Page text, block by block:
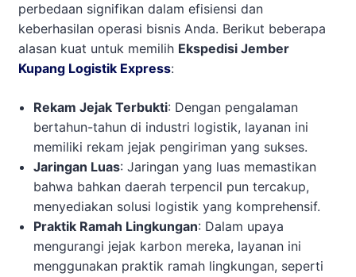
perbedaan signifikan dalam efisiensi dan
keberhasilan operasi bisnis Anda. Berikut beberapa
alasan kuat untuk memilih Ekspedisi Jember
Kupang Logistik Express:
Rekam Jejak Terbukti: Dengan pengalaman
bertahun-tahun di industri logistik, layanan ini
memiliki rekam jejak pengiriman yang sukses.
Jaringan Luas: Jaringan yang luas memastikan
bahwa bahkan daerah terpencil pun tercakup,
menyediakan solusi logistik yang komprehensif.
Praktik Ramah Lingkungan: Dalam upaya
mengurangi jejak karbon mereka, layanan ini
menggunakan praktik ramah lingkungan, seperti